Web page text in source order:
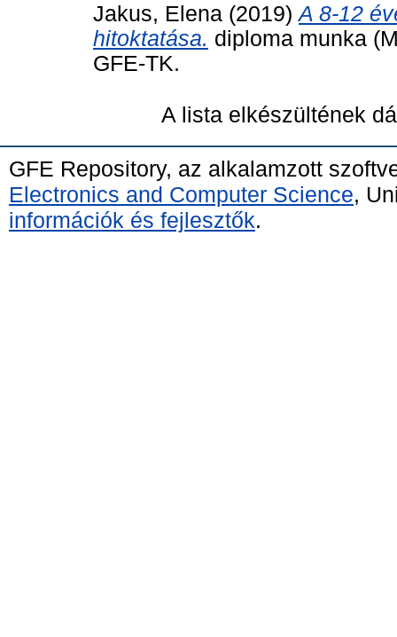
Jakus, Elena (2019)A 8-12
hitoktatása. diploma munka
GFE-TK.
A lista elkészültének
GFE Repository, az alkalamzott
Electronics and Computer Science,
információk és fejlesztők.